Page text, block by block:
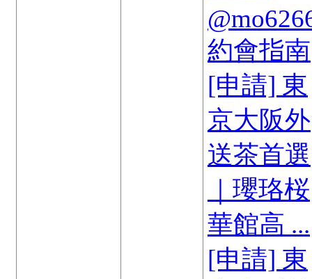
約會指南
[申請] 東
京大阪外
送茶首選
｜瓔珞桜
華館高 ...
[申請] 東